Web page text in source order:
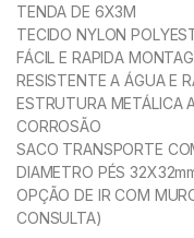
TENDA DE 6X3M
TECIDO NYLON
FÁCIL E RAPIDA
RESISTENTE A ÁGUA E
ESTRUTURA METÁLICA
CORROSÃO
SACO TRANSPORTE
DIAMETRO PÉS
OPÇÃO DE IR COM
CONSULTA)